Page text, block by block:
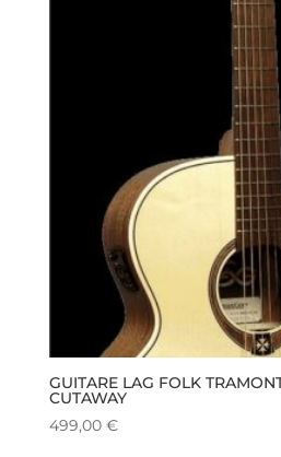
GUITARE LAG FOLK
CUTAWAY
499,00 €